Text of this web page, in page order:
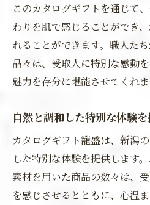
このカタログギフトを通じて
わりを肌で感じることができ
れることができます。職人た
品々は、受取人に特別な感動
魅力を存分に堪能させてくれま
自然と調和した特別な体験
カタログギフト籠盛は、新潟
した特別な体験を提供します
素材を用いた商品の数々は、
を感じさせるとともに、心温